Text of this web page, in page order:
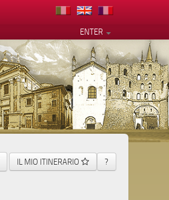
ENTER
IL MIO ITINERARIO ?